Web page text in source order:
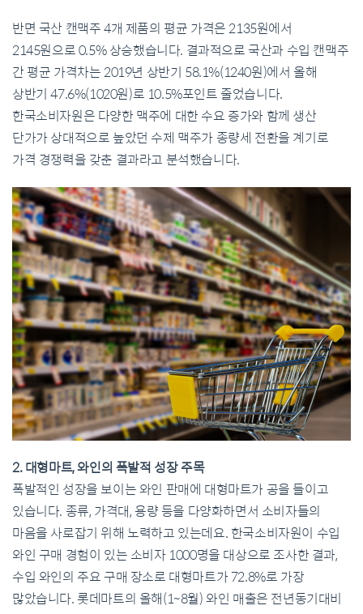
반면 국산 캔맥주 4개 제품의 평균 가격은 2135원에서
2145원으로 0.5% 상승했습니다. 결과적으로 국산과 수입 캔맥주
간 평균 가격차는 2019년 상반기 58.1%(1240원)에서 올해
상반기 47.6%(1020원)로 10.5%포인트 줄었습니다.
한국소비자원은 다양한 맥주에 대한 수요 증가와 함께 생산
단가가 상대적으로 높았던 수제 맥주가 종량세 전환을 계기로
가격 경쟁력을 갖춘 결과라고 분석했습니다.
2. 대형마트, 와인의 폭발적 성장 주목
폭발적인 성장을 보이는 와인 판매에 대형마트가 공을 들이고
있습니다. 종류, 가격대, 용량 등을 다양화하면서 소비자들의
마음을 사로잡기 위해 노력하고 있는데요. 한국소비자원이 수입
와인 구매 경험이 있는 소비자 1000명을 대상으로 조사한 결과,
수입 와인의 주요 구매 장소로 대형마트가 72.8%로 가장
많았습니다. 롯데마트의 올해(1~8월) 와인 매출은 전년동기대비